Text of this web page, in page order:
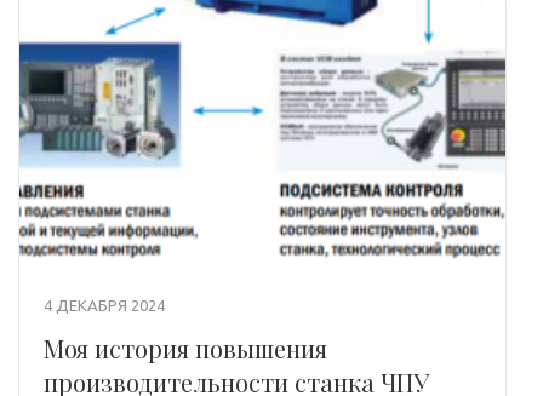
4 ДЕКАБРЯ 2024
Моя история повышения
производительности станка ЧПУ